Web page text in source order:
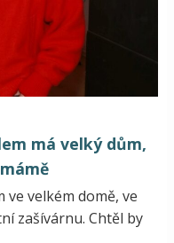
má velký dům,
ve velkém domě, ve
zašívárnu. Chtěl by